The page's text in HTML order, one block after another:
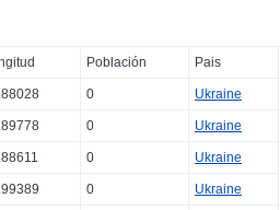
Población Pais
0 Ukraine
0 Ukraine
0 Ukraine
0 Ukraine